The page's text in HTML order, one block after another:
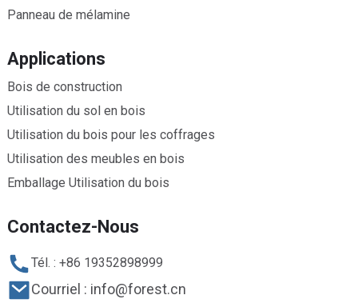
Panneau de mélamine
Applications
Bois de construction
Utilisation du sol en bois
Utilisation du bois pour les coffrages
Utilisation des meubles en bois
Emballage Utilisation du bois
Contactez-Nous
Tél. : +86 19352898999
Courriel : info@forest.cn